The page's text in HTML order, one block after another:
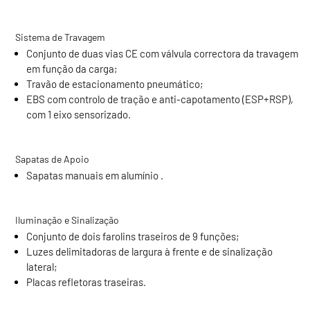
Sistema de Travagem
Conjunto de duas vias CE com válvula correctora da travagem
em função da carga;
Travão de estacionamento pneumático;
EBS com controlo de tração e anti-capotamento (ESP+RSP),
com 1 eixo sensorizado.
Sapatas de Apoio
Sapatas manuais em alumínio .
Iluminação e Sinalização
Conjunto de dois farolins traseiros de 9 funções;
Luzes delimitadoras de largura à frente e de sinalização
lateral;
Placas refletoras traseiras.